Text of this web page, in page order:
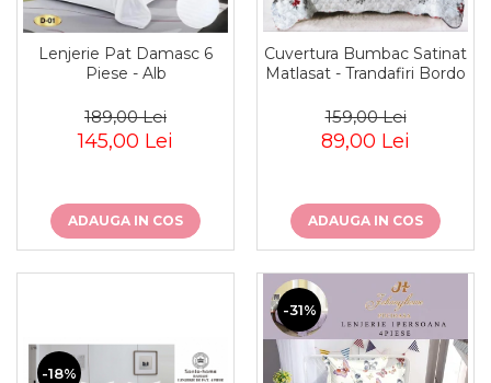
Lenjerie Pat Damasc 6
Piese - Alb
189,00 Lei
145,00 Lei
ADAUGA IN COS
Cuvertura Bumbac Satinat
Matlasat - Trandafiri Bordo
159,00 Lei
89,00 Lei
ADAUGA IN COS
-18%
-31%